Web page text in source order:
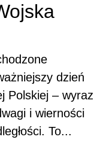
dzień
Polskiej – wyraz
i wierności
To...